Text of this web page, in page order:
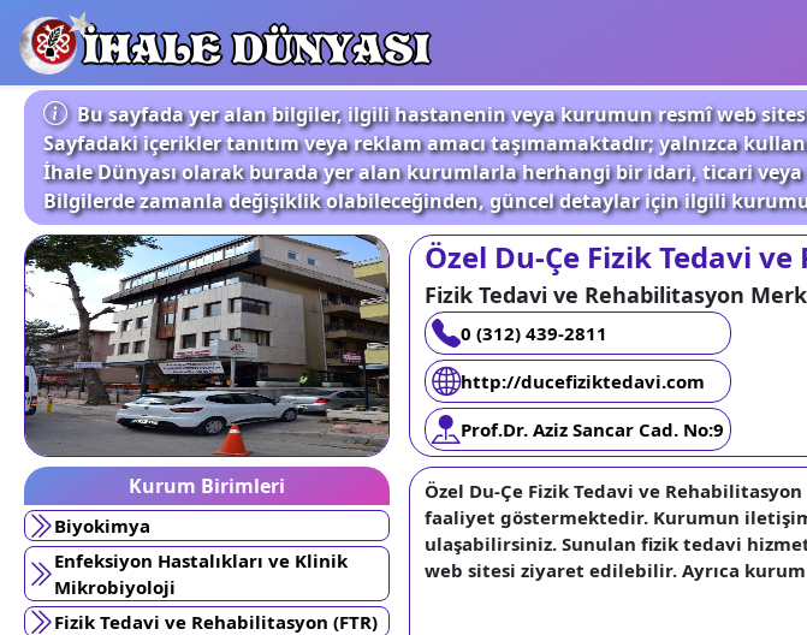
İHALE DÜNYASI
Bu sayfada yer alan bilgiler, ilgili hastanenin veya kurumun resmî web
Sayfadaki içerikler tanıtım veya reklam amacı taşımamaktadır; yalnızca
İhale Dünyası olarak burada yer alan kurumlarla herhangi bir idari, ticari
Bilgilerde zamanla değişiklik olabileceğinden, güncel detaylar için ilgili
Özel Du-Çe Fizik Tedavi
Fizik Tedavi ve Rehabilitasyon
0 (312) 439-2811
http://ducefiziktedavi.com
Prof.Dr. Aziz Sancar Cad. No:9
Kurum Birimleri
Biyokimya
Enfeksiyon Hastalıkları ve Klinik
Mikrobiyoloji
Fizik Tedavi ve Rehabilitasyon (FTR)
Özel Du-Çe Fizik Tedavi ve
faaliyet göstermektedir. Kurumun
ulaşabilirsiniz. Sunulan fizik tedavi
web sitesi ziyaret edilebilir. Ayrıca